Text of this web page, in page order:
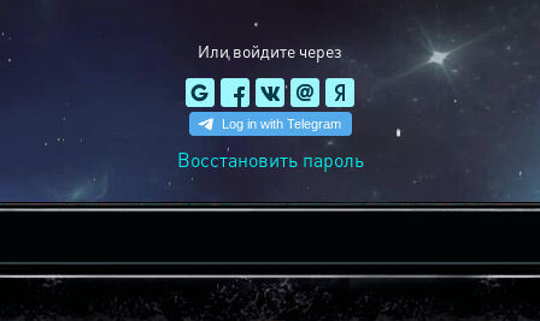
Или войдите через
Восстановить пароль